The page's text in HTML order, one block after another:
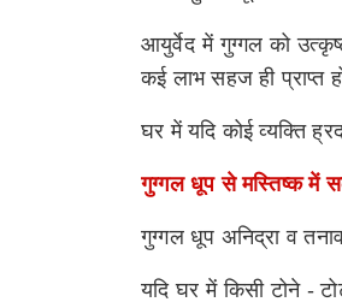
आयुर्वेद में गुग्गल को
कई लाभ सहज ही प्राप्त
घर में यदि कोई व्यक्ति
गुग्गल धूप से मस्तिष्क में
गुग्गल धूप अनिद्रा व
यदि घर में किसी टोने -